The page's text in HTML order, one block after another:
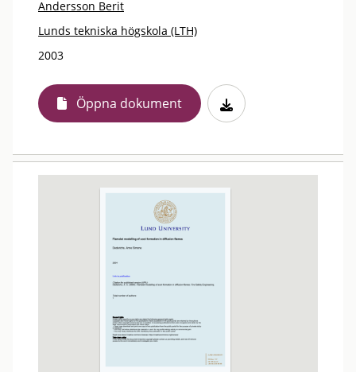
Andersson Berit
Lunds tekniska högskola (LTH)
2003
Öppna dokument